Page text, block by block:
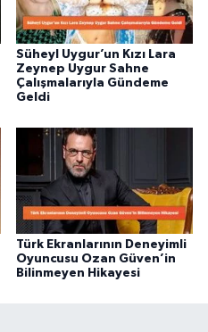
Süheyl Uygur’un Kızı Lara
Zeynep Uygur Sahne
Çalışmalarıyla Gündeme
Geldi
Türk Ekranlarının Deneyimli
Oyuncusu Ozan Güven’in
Bilinmeyen Hikayesi